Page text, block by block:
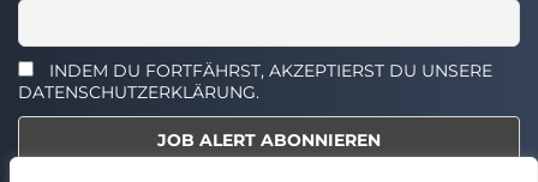
INDEM DU FORTFÄHRST, AKZEPTIERST DU UNSERE
DATENSCHUTZERKLÄRUNG.